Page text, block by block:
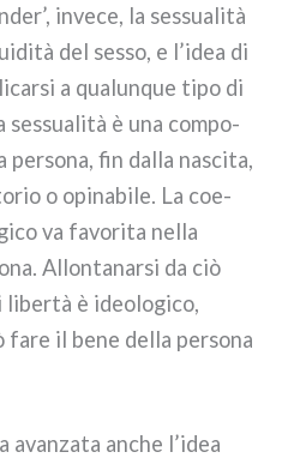
inve­ce, la ses­sua­li­tà
del ses­so, e l’idea di
a qua­lun­que tipo di
è una com­po­
fin dal­la nasci­ta,
o opi­na­bi­le. La coe­
va favo­ri­ta nel­la
Allontanarsi da ciò
liber­tà è ideo­lo­gi­co,
fare il bene del­la per­so­na
anche l’idea